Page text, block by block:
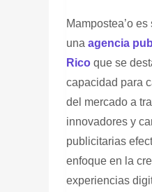
Mampostea’oes
una agencia
Ricoque se
capacidad para
del mercado a
innovadores y
publicitarias
enfoque en la
experiencias